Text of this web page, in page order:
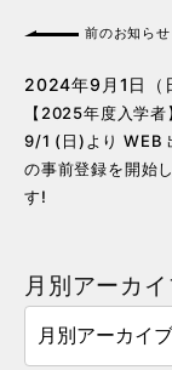
前のお知らせ
2024年9月1日（
【2025年度入学者
9/1 (日)より WEB
の事前登録を開始
す!
月別アーカ